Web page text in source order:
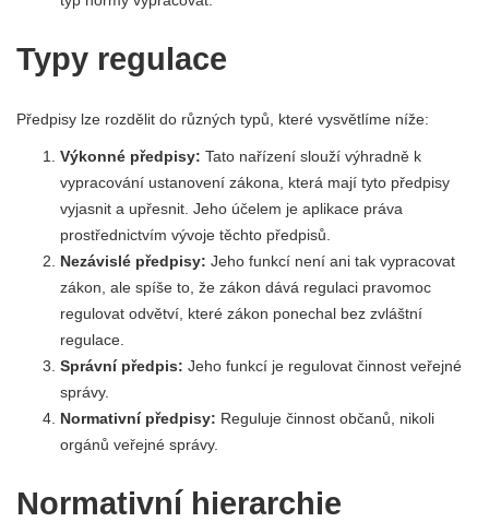
Typy regulace
Předpisy lze rozdělit do různých typů, které vysvětlíme níže:
Výkonné předpisy: Tato nařízení slouží výhradně k
vypracování ustanovení zákona, která mají tyto předpisy
vyjasnit a upřesnit. Jeho účelem je aplikace práva
prostřednictvím vývoje těchto předpisů.
Nezávislé předpisy: Jeho funkcí není ani tak vypracovat
zákon, ale spíše to, že zákon dává regulaci pravomoc
regulovat odvětví, které zákon ponechal bez zvláštní
regulace.
Správní předpis: Jeho funkcí je regulovat činnost veřejné
správy.
Normativní předpisy: Reguluje činnost občanů, nikoli
orgánů veřejné správy.
Normativní hierarchie